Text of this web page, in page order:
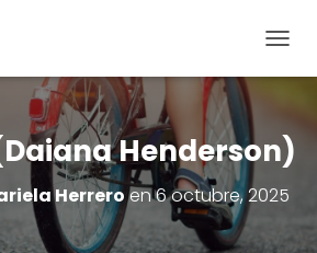
A
A
M
D
Henderson)
Herreroen6 octubre, 2025